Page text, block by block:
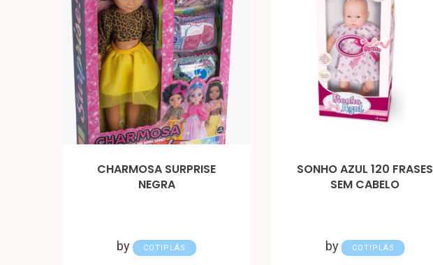
CHARMOSA SURPRISE
NEGRA
by COTIPLÁS
SONHO AZUL 120 FRASES
SEM CABELO
by COTIPLÁS